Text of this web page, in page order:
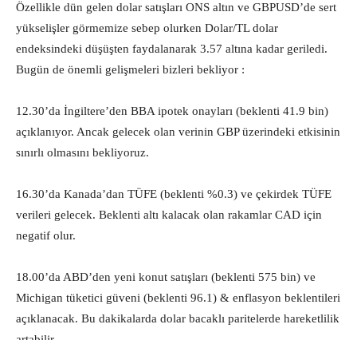
Özellikle dün gelen dolar satışları ONS altın ve GBPUSD’de sert
yükselişler görmemize sebep olurken Dolar/TL dolar
endeksindeki düşüşten faydalanarak 3.57 altına kadar geriledi.
Bugün de önemli gelişmeleri bizleri bekliyor :
12.30’da İngiltere’den BBA ipotek onayları (beklenti 41.9 bin)
açıklanıyor. Ancak gelecek olan verinin GBP üzerindeki etkisinin
sınırlı olmasını bekliyoruz.
16.30’da Kanada’dan TÜFE (beklenti %0.3) ve çekirdek TÜFE
verileri gelecek. Beklenti altı kalacak olan rakamlar CAD için
negatif olur.
18.00’da ABD’den yeni konut satışları (beklenti 575 bin) ve
Michigan tüketici güveni (beklenti 96.1) & enflasyon beklentileri
açıklanacak. Bu dakikalarda dolar bacaklı paritelerde hareketlilik